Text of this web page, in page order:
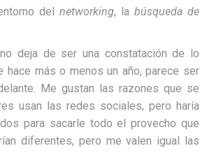
del networking, la búsqueda de
deja de ser una constatación de lo
más o menos un año, parece ser
Me gustan las razones que se
usan las redes sociales, pero haría
para sacarle todo el provecho que
diferentes, pero me valen igual las